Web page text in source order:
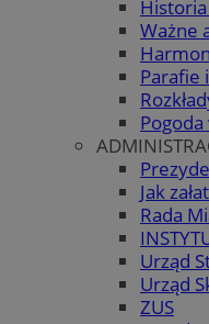
Ważne
Parafie
Jak
Rada
Urząd
Urząd
ZUS